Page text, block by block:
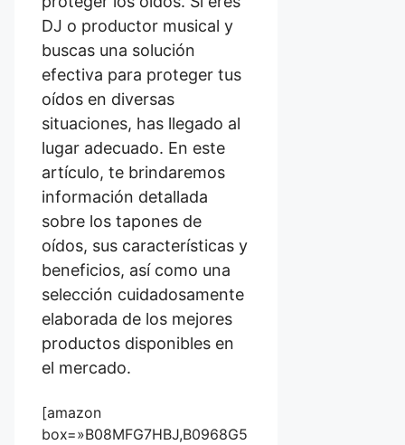
DJ o productor musical y
buscas una solución
efectiva para proteger tus
oídos en diversas
situaciones, has llegado al
lugar adecuado. En este
artículo, te brindaremos
información detallada
sobre los tapones de
oídos, sus características y
beneficios, así como una
selección cuidadosamente
elaborada de los mejores
productos disponibles en
el mercado.
[amazon
box=»B08MFG7HBJ,B0968G5